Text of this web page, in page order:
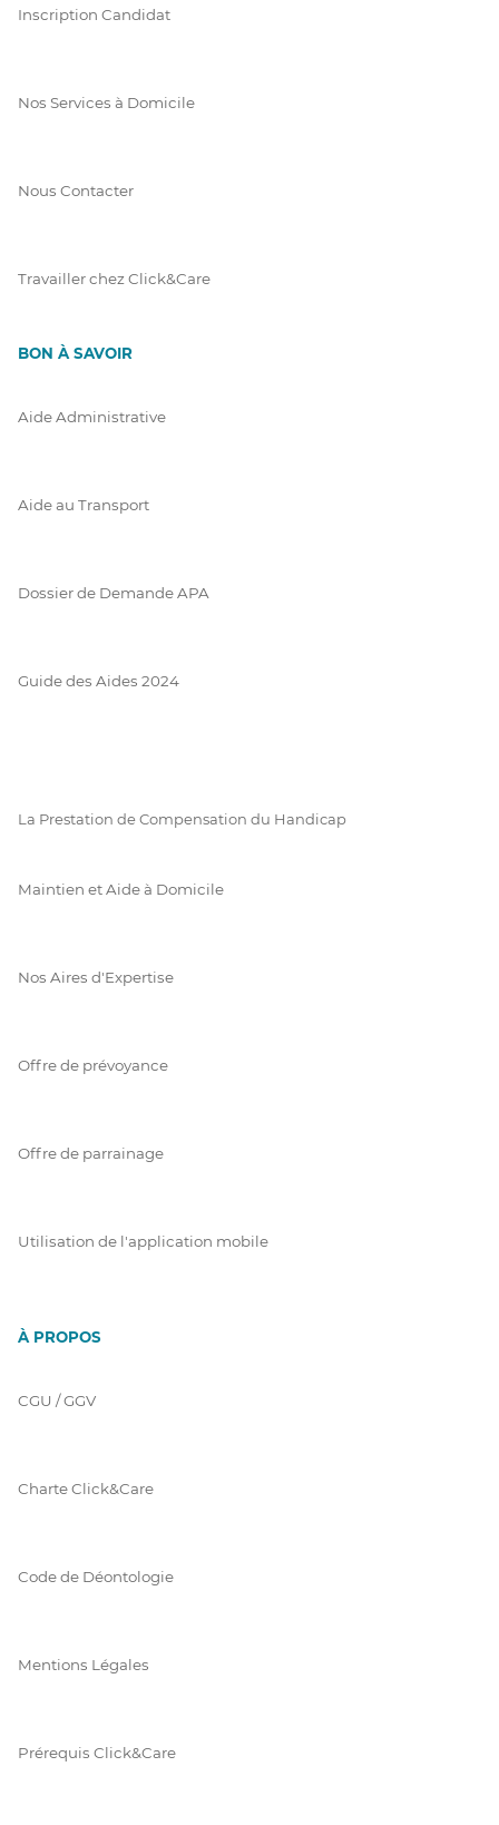
Inscription Candidat
Nos Services à Domicile
Nous Contacter
Travailler chez Click&Care
BON À SAVOIR
Aide Administrative
Aide au Transport
Dossier de Demande APA
Guide des Aides 2024
La Prestation de Compensation du Handicap
Maintien et Aide à Domicile
Nos Aires d'Expertise
Offre de prévoyance
Offre de parrainage
Utilisation de l'application mobile
À PROPOS
CGU / GGV
Charte Click&Care
Code de Déontologie
Mentions Légales
Prérequis Click&Care